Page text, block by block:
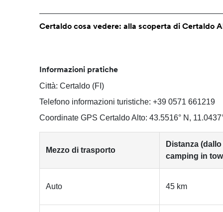
Certaldo cosa vedere: alla scoperta di Certaldo
Informazioni pratiche
Città: Certaldo (FI)
Telefono informazioni turistiche: +39 0571 661219
Coordinate GPS Certaldo Alto: 43.5516° N,
Mezzo di trasporto
Distanza
camping in
Auto 45 km